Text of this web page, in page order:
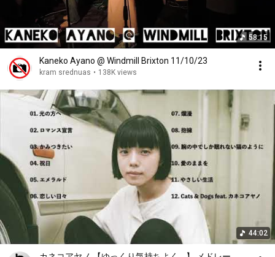
58:15
Kaneko Ayano @ Windmill Brixton 11/10/23
kram srednuas • 138K views
44:02